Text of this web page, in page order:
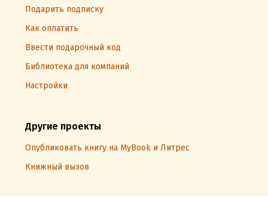
Подарить подписку
Как оплатить
Ввести подарочный код
Библиотека для компаний
Настройки
Другие проекты
Опубликовать книгу на MyBook и Литрес
Книжный вызов